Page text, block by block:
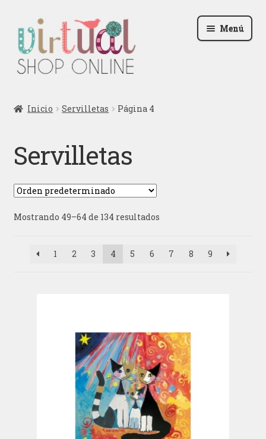
la
navegación
al
contenido
Menú
Contactar
Blog
Iniciar sesión
Inicio Servilletas Página 4
Servilletas
Mostrando 49–64 de 134 resultados
1 2 3 4 5 6 7 8 9